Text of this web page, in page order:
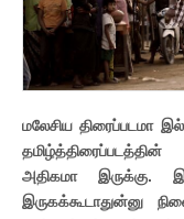
மலேசிய திரைப்படமா
அதிகமா இருக்கு.
இருகக்கூடாதுன்னு